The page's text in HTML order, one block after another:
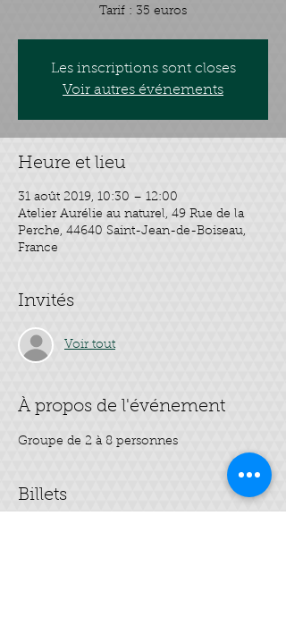
Tarif : 35 euros
Les inscriptions sont closes
Voir autres événements
Heure et lieu
31 août 2019, 10:30 – 12:00
Atelier Aurélie au naturel, 49 Rue de la
Perche, 44640 Saint-Jean-de-Boiseau,
France
Invités
Voir tout
À propos de l'événement
Groupe de 2 à 8 personnes
Billets